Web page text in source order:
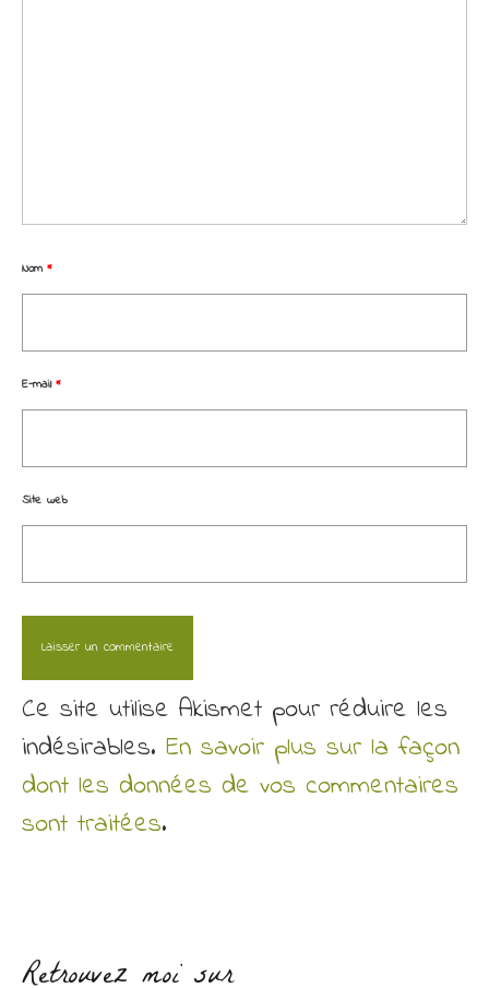
Nom *
E-mail*
Site web
Ce site utilise Akismet pour réduire les
indésirables. En savoir plus sur la façon
dont les données de vos commentaires
sont traitées.